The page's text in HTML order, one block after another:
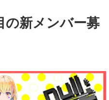
新メンバー募